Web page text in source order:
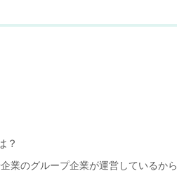
？
業のグループ企業が運営しているから